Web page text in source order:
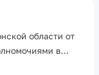
области от
в…